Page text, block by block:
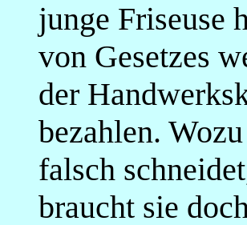
junge Friseuse
von Gesetzes
der
bezahlen.
falsch
braucht sie